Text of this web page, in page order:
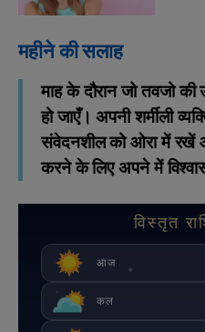
महीने की सलाह
माह के दौरान जो तवजो
हो जाएँ। अपनी शर्मीली
संवेदनशील को ओरा में रखें
करने के लिए अपने में
विस्तृत
आज
कल